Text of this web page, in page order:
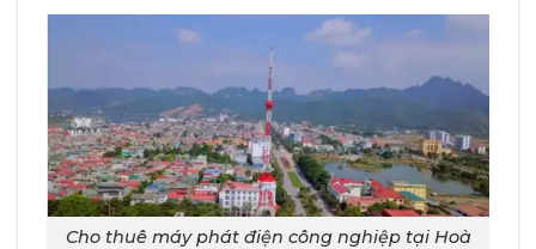
Cho thuê máy phát điện công nghiệp tại Hoà